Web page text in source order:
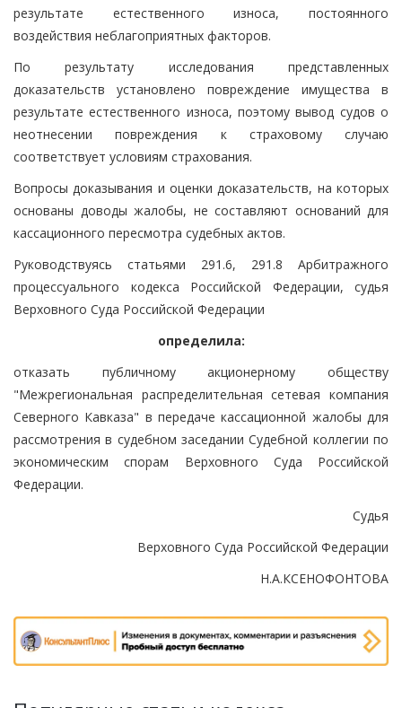
результате естественного износа, постоянного
воздействия неблагоприятных факторов.
По результату исследования представленных
доказательств установлено повреждение имущества в
результате естественного износа, поэтому вывод судов о
неотнесении повреждения к страховому случаю
соответствует условиям страхования.
Вопросы доказывания и оценки доказательств, на которых
основаны доводы жалобы, не составляют оснований для
кассационного пересмотра судебных актов.
Руководствуясь статьями 291.6, 291.8 Арбитражного
процессуального кодекса Российской Федерации, судья
Верховного Суда Российской Федерации
определила:
отказать публичному акционерному обществу
"Межрегиональная распределительная сетевая компания
Северного Кавказа" в передаче кассационной жалобы для
рассмотрения в судебном заседании Судебной коллегии по
экономическим спорам Верховного Суда Российской
Федерации.
Судья
Верховного Суда Российской Федерации
Н.А.КСЕНОФОНТОВА